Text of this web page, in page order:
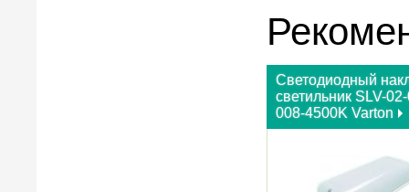
Светодиодный
светильник SLV-
008-4500K Varton